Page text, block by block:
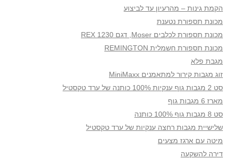
הקמת גינות – מהרעיון עד לביצוע
מכונת תספורת נטענת
מכונת תספורת לכלבים Moser, דגם 1230 REX
מכונת תספורת חשמלית REMINGTON
מגבת פלא
זוג מגבות קירור למתאמנים MiniMaxx
סט 2 מגבות גוף ענקיות 100% כותנה של ערד טקסטיל
מארז 6 מגבות גוף
סט 8 מגבות גוף 100% כותנה
שלישיית מגבות רחצה ענקיות של ערד טקסטיל
מיטה עם ארגז מצעים
דירה להשקעה